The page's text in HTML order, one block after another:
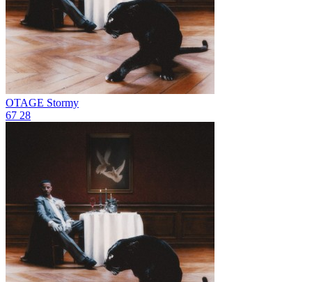
OTAGE Stormy
67 28